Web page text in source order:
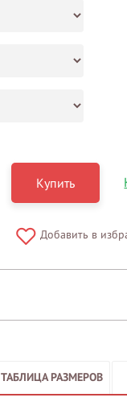
Купить
Добавить в
ТАБЛИЦА РАЗМЕРОВ